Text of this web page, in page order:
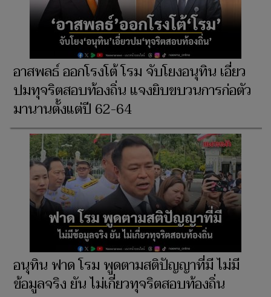
อาสพลธ์ ออกโรงโต้ โรม จับโยงอนุทิน เอี่ยว
ปมทุจริตสอบท้องถิ่น แจงยิบขบวนการก่อตัว
มานานตั้งแต่ปี 62-64
อนุทิน ฟาด โรม พูดตามสติปัญญาที่มี ไม่มี
ข้อมูลจริง ยัน ไม่เกี่ยวทุจริตสอบท้องถิ่น